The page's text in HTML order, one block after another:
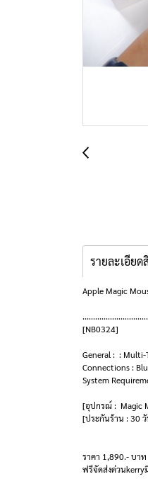
รายละเอียด
Apple Magic
[NB0324]
General : : Multi-
Connections :
System
[อุปกรณ์ : Magic
[ประกันร้าน : 30
ราคา 1,890.- บาท
ฟรีจัดส่งด่วนkerry